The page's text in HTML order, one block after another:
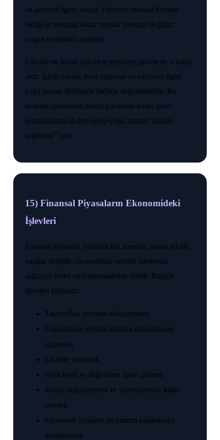
en kıymetli işlevi budur. Yatırımcı menkul kıymeti
aldığı an sonsuza kadar tutmak zorunda değildir;
uygun koşullarda satabilir.
Likidite ne kadar yüksekse piyasaya güven de o kadar
artar. İşlem hacmi, fiyat oluşumu ve yatırımcı ilgisi
çoğu zaman likiditeyle birlikte değerlendirilir. Bu
nedenle sınavlarda ikincil piyasanın temel işlevi
sorulduğunda doğru cevap çoğu zaman “likidite
sağlamak” olur.
15) Finansal Piyasaların Ekonomideki
İşlevleri
Finansal piyasalar yalnızca fon transferi yapan teknik
yapılar değildir; ekonominin verimli işlemesini
sağlayan temel mekanizmalardan biridir. Başlıca
işlevleri şunlardır:
Tasarrufları yatırıma dönüştürmek
Kaynakların verimli alanlara aktarılmasını
sağlamak
Likidite yaratmak
Fiyat keşfi ve değerleme işlevi görmek
Riskin dağıtılmasına ve yönetilmesine katkı
vermek
Ekonomik büyüme ve yatırım kapasitesini
desteklemek